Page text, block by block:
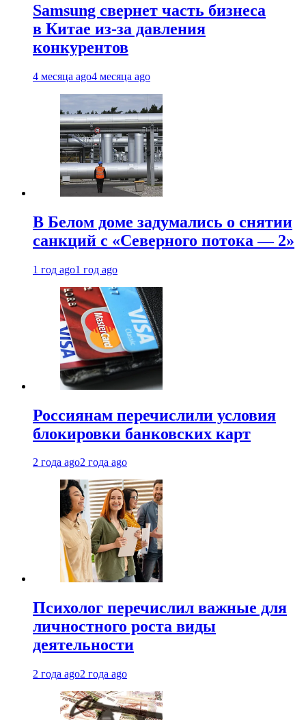
Samsung свернет часть бизнеса
в Китае из-за давления
конкурентов
4 месяца ago4 месяца ago
В Белом доме задумались о снятии
санкций с «Северного потока — 2»
1 год ago1 год ago
Россиянам перечислили условия
блокировки банковских карт
2 года ago2 года ago
Психолог перечислил важные для
личностного роста виды
деятельности
2 года ago2 года ago